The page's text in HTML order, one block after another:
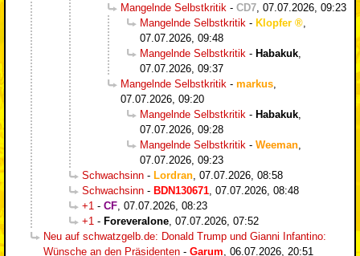
Mangelnde Selbstkritik - CD7 07.07.2026, 09:23
Mangelnde Selbstkritik - Klopfer
07.07.2026, 09:48
Mangelnde Selbstkritik - Habakuk
07.07.2026, 09:37
Mangelnde Selbstkritik - markus
07.07.2026, 09:20
Mangelnde Selbstkritik - Habakuk
07.07.2026, 09:28
Mangelnde Selbstkritik - Weeman
07.07.2026, 09:23
Schwachsinn - Lordran 07.07.2026, 08:58
Schwachsinn - BDN130671 07.07.2026, 08:48
+1 - CF 07.07.2026, 08:23
+1 - Foreveralone 07.07.2026, 07:52
Neu auf schwatzgelb.de: Donald Trump und Gianni Infantino:
Wünsche an den Präsidenten - Garum 06.07.2026, 20:51